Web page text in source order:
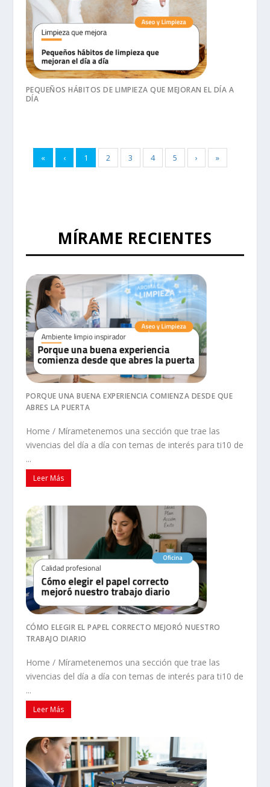
PEQUEÑOS HÁBITOS DE LIMPIEZA QUE MEJORAN EL DÍA A
DÍA
« ‹ 1 2 3 4 5 › »
MÍRAME RECIENTES
PORQUE UNA BUENA EXPERIENCIA COMIENZA DESDE QUE
ABRES LA PUERTA
Home / Mírametenemos una sección que trae las
vivencias del día a día con temas de interés para ti10 de
...
Leer Más
CÓMO ELEGIR EL PAPEL CORRECTO MEJORÓ NUESTRO
TRABAJO DIARIO
Home / Mírametenemos una sección que trae las
vivencias del día a día con temas de interés para ti10 de
...
Leer Más